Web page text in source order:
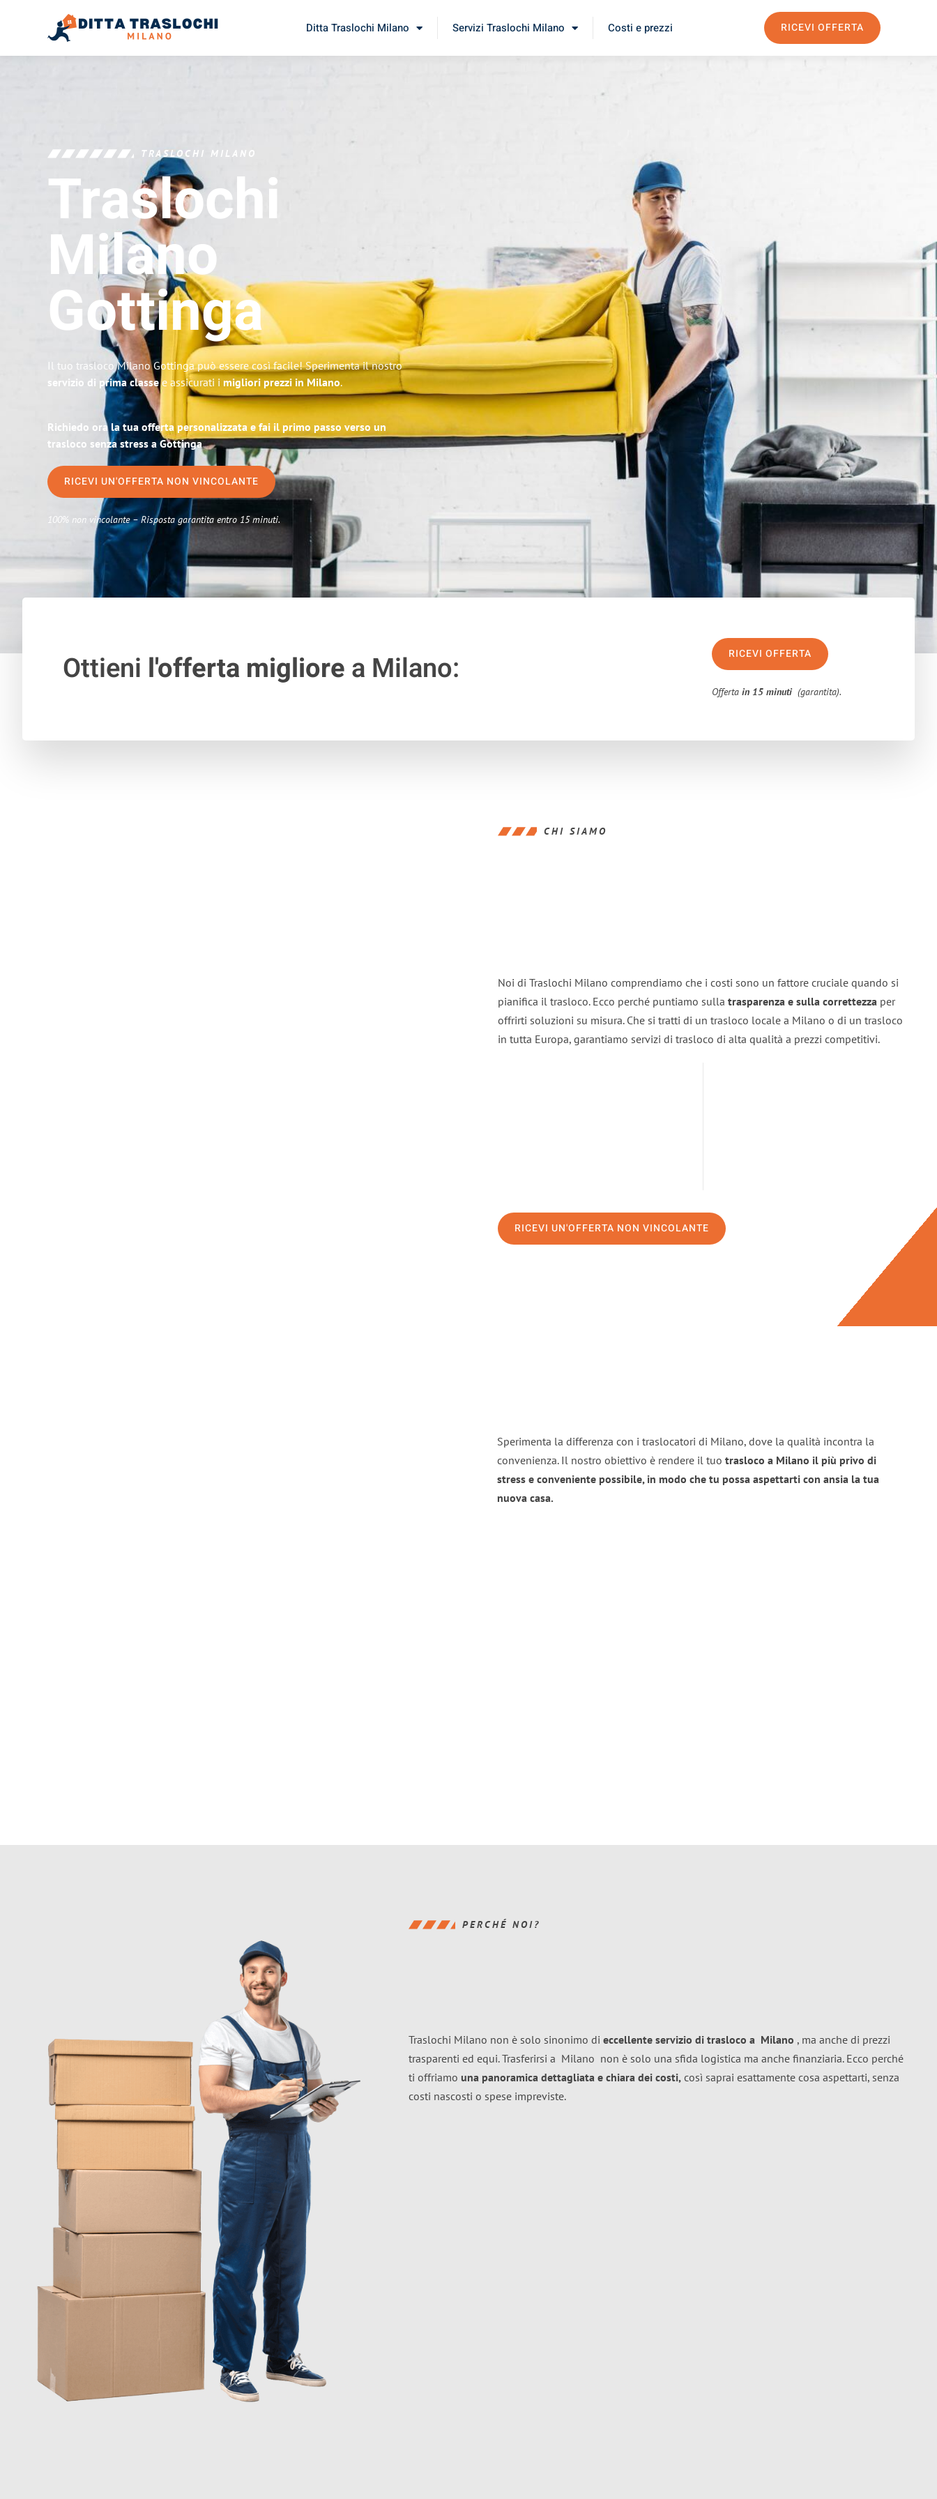
Ditta Traslochi Milano Servizi Traslochi Milano Costi e prezzi RICEVI OFFERTA
TRASLOCHI MILANO
Traslochi
Milano
Gottinga
Il tuo trasloco Milano Gottinga può essere così facile! Sperimenta il nostro
servizio di prima classee assicurati i migliori prezzi in Milano.
Richiedo ora la tua offerta personalizzata e fai il primo passo verso un
trasloco senza stress a Gottinga
RICEVI UN'OFFERTA NON VINCOLANTE
100% non vincolante – Risposta garantita entro 15 minuti.
Ottieni l'offerta migliorea Milano: RICEVI OFFERTA
Offertain 15 minuti (garantita).
CHI SIAMO
Noi di Traslochi Milano comprendiamo che i costi sono un fattore cruciale quando si
pianifica il trasloco. Ecco perché puntiamo sulla trasparenza e sulla correttezza per
offrirti soluzioni su misura. Che si tratti di un trasloco locale a Milano o di un trasloco
in tutta Europa, garantiamo servizi di trasloco di alta qualità a prezzi competitivi.
RICEVI UN'OFFERTA NON VINCOLANTE
Sperimenta la differenza con i traslocatori di Milano, dove la qualità incontra la
convenienza. Il nostro obiettivo è rendere il tuo trasloco a Milano il più privo di
stress e conveniente possibile, in modo che tu possa aspettarti con ansia la tua
nuova casa.
PERCHÉ NOI?
Traslochi Milano non è solo sinonimo di eccellente servizio di trasloco a Milano , ma anche di prezzi
trasparenti ed equi. Trasferirsi a Milano non è solo una sfida logistica ma anche finanziaria. Ecco perché
ti offriamo una panoramica dettagliata e chiara dei costi, così saprai esattamente cosa aspettarti, senza
costi nascosti o spese impreviste.